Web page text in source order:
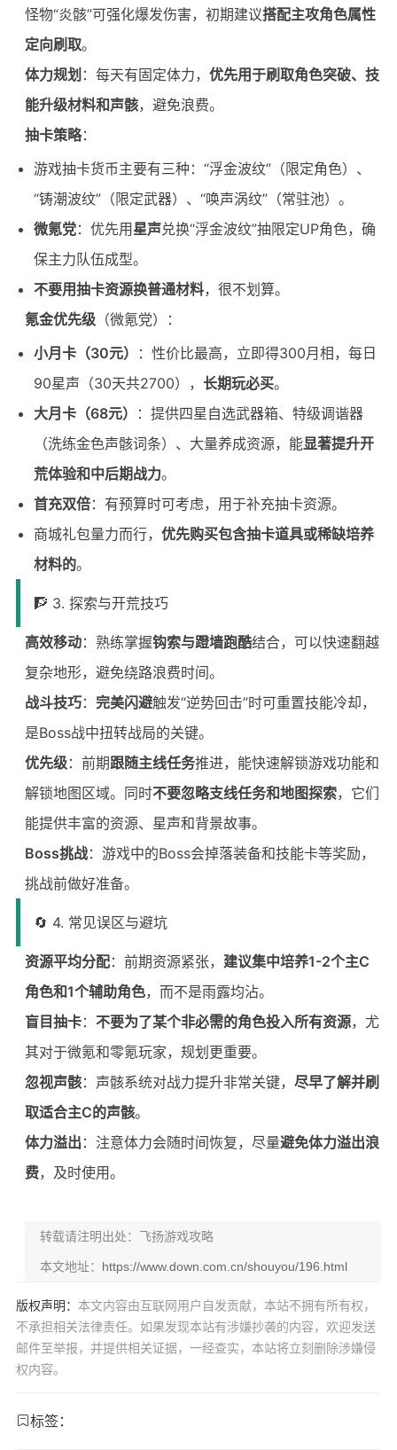
怪物“炎骸”可强化爆发伤害，初期建议搭配主攻角色属性
定向刷取。
体力规划 ：每天有固定体力， 优先用于刷取角色突破、技
能升级材料和声骸，避免浪费。
抽卡策略：
游戏抽卡货币主要有三种：“浮金波纹”（限定角色）、
“铸潮波纹”（限定武器）、“唤声涡纹”（常驻池）。
微氪党：优先用星声兑换“浮金波纹”抽限定UP角色，确
保主力队伍成型。
不要用抽卡资源换普通材料，很不划算。
氪金优先级（微氪党）：
小月卡（30元）
：性价比最高，立即得300月相，每日
90星声（30天共2700）， 长期玩必买。
大月卡（68元）
：提供四星自选武器箱、特级调谐器
（洗练金色声骸词条）、大量养成资源，能显著提升开
荒体验和中后期战力。
首充双倍：有预算时可考虑，用于补充抽卡资源。
商城礼包量力而行， 优先购买包含抽卡道具或稀缺培养
材料的。
🧗 3. 探索与开荒技巧
高效移动：熟练掌握钩索与蹬墙跑酷结合，可以快速翻越
复杂地形，避免绕路浪费时间。
战斗技巧： 完美闪避触发“逆势回击”时可重置技能冷却，
是Boss战中扭转战局的关键。
优先级：前期跟随主线任务推进，能快速解锁游戏功能和
解锁地图区域。同时不要忽略支线任务和地图探索，它们
能提供丰富的资源、星声和背景故事。
Boss挑战：游戏中的Boss会掉落装备和技能卡等奖励，
挑战前做好准备。
🔄 4. 常见误区与避坑
资源平均分配：前期资源紧张， 建议集中培养1-2个主C
角色和1个辅助角色，而不是雨露均沾。
盲目抽卡： 不要为了某个非必需的角色投入所有资源，尤
其对于微氪和零氪玩家，规划更重要。
忽视声骸：声骸系统对战力提升非常关键， 尽早了解并刷
取适合主C的声骸。
体力溢出 ：注意体力会随时间恢复，尽量避免体力溢出浪
费，及时使用。
转载请注明出处：飞扬游戏攻略
本文地址： https://www.down.com.cn/shouyou/196.html
版权声明： 本文内容由互联网用户自发贡献，本站不拥有所有权，
不承担相关法律责任。如果发现本站有涉嫌抄袭的内容，欢迎发送
邮件至举报，并提供相关证据，一经查实，本站将立刻删除涉嫌侵
权内容。
标签：